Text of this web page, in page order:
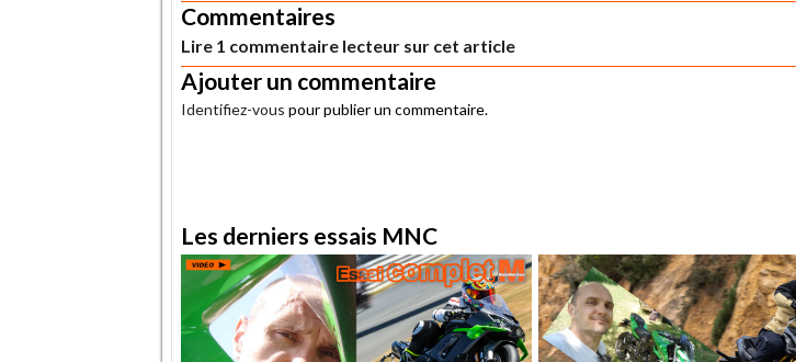
Commentaires
Lire 1 commentaire lecteur sur cet article
Ajouter un commentaire
Identifiez-vous pour publier un commentaire.
Les derniers essais MNC